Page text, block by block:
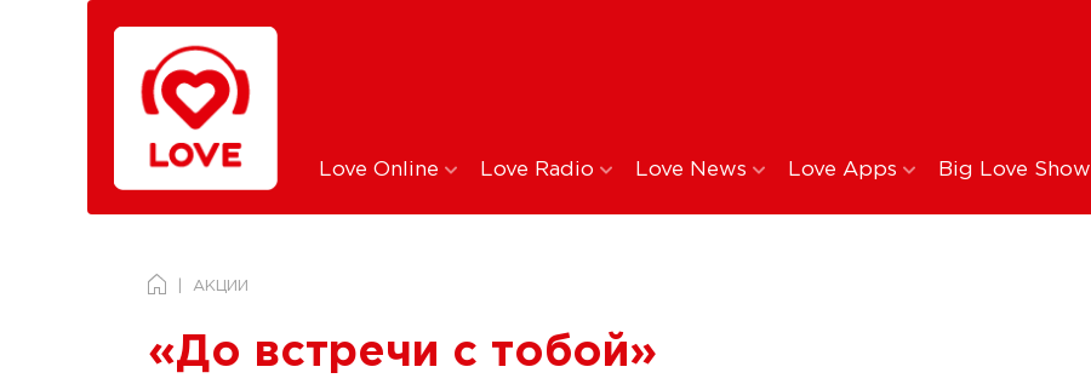
Love Online Love Radio Love News Love Apps Big Love Show
АКЦИИ
«До встречи с тобой»